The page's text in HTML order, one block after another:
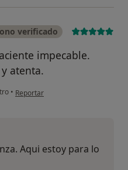
verificado
impecable.
atenta.
• en opinión del usuario Mireia
Reportar
Aqui estoy para lo